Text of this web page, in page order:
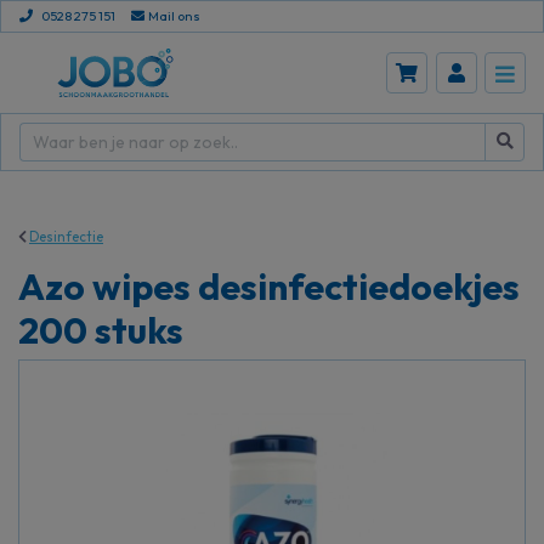
0528 275 151 Mail ons
Desinfectie
Azo wipes desinfectiedoekjes
200 stuks